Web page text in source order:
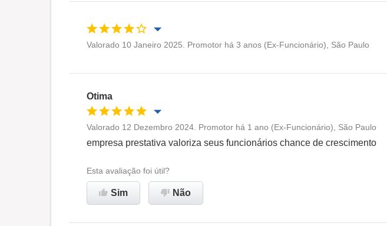
Valorado 10 Janeiro 2025. Promotor há 3 anos (Ex-Funcionário), São Paulo
Otima
Oportunidade de promoção
Ambiente de trabalho
Conciliação com a vida familiar
Recomenda esta empresa
Valorado 12 Dezembro 2024. Promotor há 1 ano (Ex-Funcionário), São Paulo
empresa prestativa valoriza seus funcionários chance de crescimento
Esta avaliação foi útil?
Sim Não